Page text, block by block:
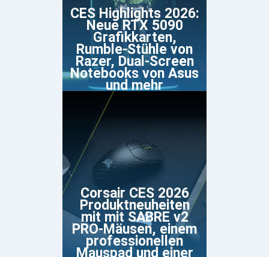
CES Highlights 2026:
Neue RTX 5090
Grafikkarten,
Rumble-Stühle von
Razer, Dual-Screen
Notebooks von Asus
und mehr
Corsair CES 2026
Produktneuheiten
mit mit SABRE v2
PRO-Mäusen, einem
professionellen
Mauspad und einer